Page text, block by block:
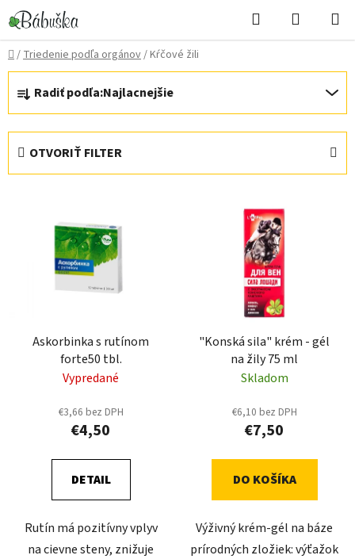
Prejsť
na
obsah
Hľadať
KOŠÍK
Domov
/Triedenie podľa orgánov/Kŕčové žili
a
d
Radiť podľa:Najlacnejšie
OTVORIŤ FILTER
Askorbinka s rutínom
forte50 tbl.
Vypredané
€3,66 bez DPH
€4,50
DETAIL
Rutín má pozitívny vplyv
na cievne steny, znižuje
"Konská sila" krém - gél
na žily 75 ml
Skladom
€6,10 bez DPH
€7,50
DO KOŠÍKA
Výživný krém-gél na báze
prírodných zložiek: výťažok